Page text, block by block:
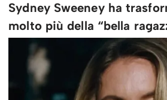
Sydney Sweeney ha
molto più della “bella